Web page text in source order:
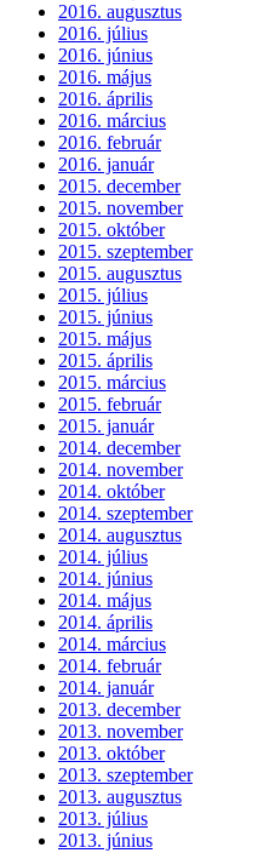
2016. augusztus
2016. július
2016. június
2016. május
2016. április
2016. március
2016. február
2016. január
2015. december
2015. november
2015. október
2015. szeptember
2015. augusztus
2015. július
2015. június
2015. május
2015. április
2015. március
2015. február
2015. január
2014. december
2014. november
2014. október
2014. szeptember
2014. augusztus
2014. július
2014. június
2014. május
2014. április
2014. március
2014. február
2014. január
2013. december
2013. november
2013. október
2013. szeptember
2013. augusztus
2013. július
2013. június